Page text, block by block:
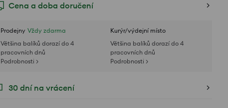
Cena a doba doručení
Prodejny Vždy zdarma
Většina balíků dorazí do 4
pracovních dnů
Podrobnosti >
Kurýr/výdejní místo
Většina balíků dorazí do 4
pracovních dnů
Podrobnosti >
30 dní na vrácení